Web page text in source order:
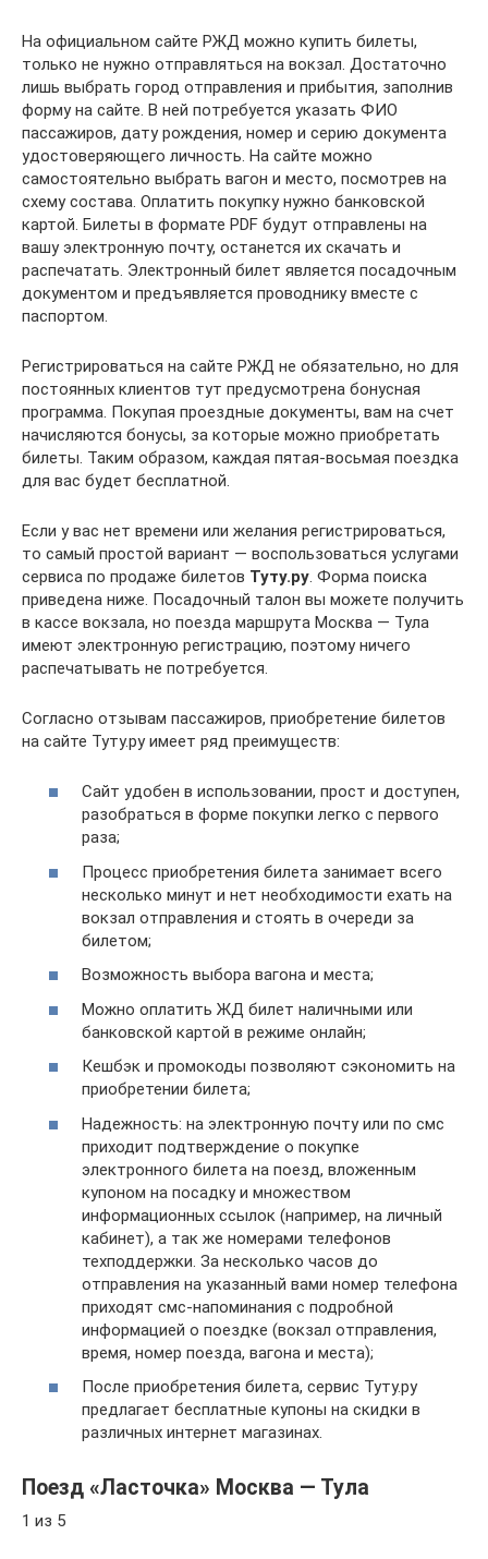
На официальном сайте РЖД можно купить билеты,
только не нужно отправляться на вокзал. Достаточно
лишь выбрать город отправления и прибытия, заполнив
форму на сайте. В ней потребуется указать ФИО
пассажиров, дату рождения, номер и серию документа
удостоверяющего личность. На сайте можно
самостоятельно выбрать вагон и место, посмотрев на
схему состава. Оплатить покупку нужно банковской
картой. Билеты в формате PDF будут отправлены на
вашу электронную почту, останется их скачать и
распечатать. Электронный билет является посадочным
документом и предъявляется проводнику вместе с
паспортом.
Регистрироваться на сайте РЖД не обязательно, но для
постоянных клиентов тут предусмотрена бонусная
программа. Покупая проездные документы, вам на счет
начисляются бонусы, за которые можно приобретать
билеты. Таким образом, каждая пятая-восьмая поездка
для вас будет бесплатной.
Если у вас нет времени или желания регистрироваться,
то самый простой вариант — воспользоваться услугами
сервиса по продаже билетов Туту.ру . Форма поиска
приведена ниже. Посадочный талон вы можете получить
в кассе вокзала, но поезда маршрута Москва — Тула
имеют электронную регистрацию, поэтому ничего
распечатывать не потребуется.
Согласно отзывам пассажиров, приобретение билетов
на сайте Туту.ру имеет ряд преимуществ:
Сайт удобен в использовании, прост и доступен,
разобраться в форме покупки легко с первого
раза;
Процесс приобретения билета занимает всего
несколько минут и нет необходимости ехать на
вокзал отправления и стоять в очереди за
билетом;
Возможность выбора вагона и места;
Можно оплатить ЖД билет наличными или
банковской картой в режиме онлайн;
Кешбэк и промокоды позволяют сэкономить на
приобретении билета;
Надежность: на электронную почту или по смс
приходит подтверждение о покупке
электронного билета на поезд, вложенным
купоном на посадку и множеством
информационных ссылок (например, на личный
кабинет), а так же номерами телефонов
техподдержки. За несколько часов до
отправления на указанный вами номер телефона
приходят смс-напоминания с подробной
информацией о поездке (вокзал отправления,
время, номер поезда, вагона и места);
После приобретения билета, сервис Туту.ру
предлагает бесплатные купоны на скидки в
различных интернет магазинах.
Поезд «Ласточка» Москва — Тула
1 из 5